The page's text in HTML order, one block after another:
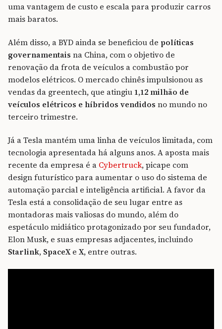
uma vantagem de custo e escala para produzir carros
mais baratos.
Além disso, a BYD ainda se beneficiou de políticas
governamentais na China, com o objetivo de
renovação da frota de veículos a combustão por
modelos elétricos. O mercado chinês impulsionou as
vendas da greentech, que atingiu 1,12 milhão de
veículos elétricos e híbridos vendidos no mundo no
terceiro trimestre.
Já a Tesla mantém uma linha de veículos limitada, com
tecnologia apresentada há alguns anos. A aposta mais
recente da empresa é a Cybertruck, picape com
design futurístico para aumentar o uso do sistema de
automação parcial e inteligência artificial. A favor da
Tesla está a consolidação de seu lugar entre as
montadoras mais valiosas do mundo, além do
espetáculo midiático protagonizado por seu fundador,
Elon Musk, e suas empresas adjacentes, incluindo
Starlink, SpaceXe X, entre outras.